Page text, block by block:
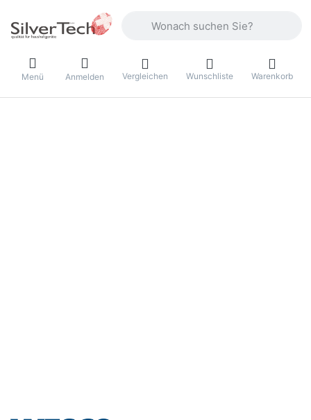
Menü Anmelden Vergleichen Wunschliste Warenkorb